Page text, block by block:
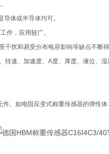
体或半导体均可。
作，应用较广。
干扰和易受分布电容影响等缺点不断
速、加速度、A度、厚度、液位、
。如电阻应变式称重传感器的弹性